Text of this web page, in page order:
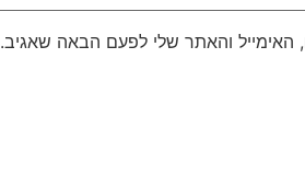
והאתר שלי לפעם הבאה שאגיב.